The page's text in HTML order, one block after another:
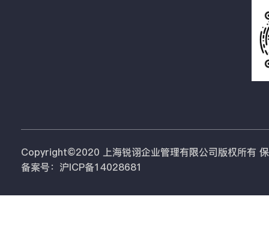
Copyright©2020 上海锐诩企业管理有限公司版权所有
备案号：沪ICP备14028681